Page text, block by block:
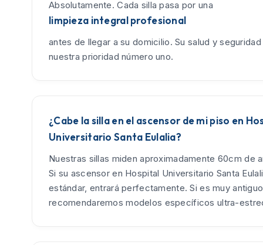
Absolutamente. Cada silla pasa por una
limpieza integral profesional
antes de llegar a su domicilio. Su salud y
nuestra prioridad número uno.
¿Cabe la silla en el ascensor de mi piso en
Universitario Santa Eulalia?
Nuestras sillas miden aproximadamente 60cm de
Si su ascensor en Hospital Universitario Santa
estándar, entrará perfectamente. Si es muy
recomendaremos modelos específicos ultra-